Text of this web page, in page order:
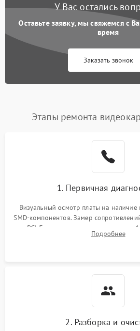
У Вас остались
Оставьте заявку, мы свяжемся с
время
Заказать звонок
Этапы ремонта
1. Первичная
Визуальный осмотр платы на наличие
SMD-компонентов. Замер
PCI-E и дополнительных разъемах
короткое замыкание основных
Подробнее
2. Разборка и